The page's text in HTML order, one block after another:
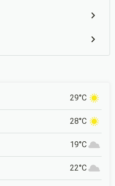
29°C
28°C
19°C
22°C